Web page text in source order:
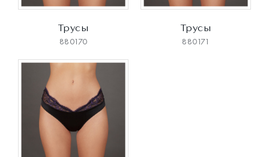
Трусы
880170
Трусы
880171